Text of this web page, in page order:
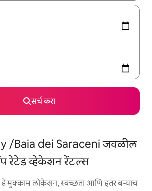
सर्च करा
/Baia dei Saraceni जवळील
रेटेड व्हेकेशन रेंटल्स
मुक्काम लोकेशन, स्वच्छता आणि इतर बऱ्याच